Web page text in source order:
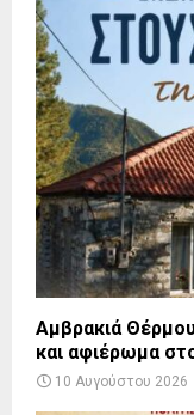
Αμβρακιά
και αφιέρωμα
10 Αυγούστου 2026